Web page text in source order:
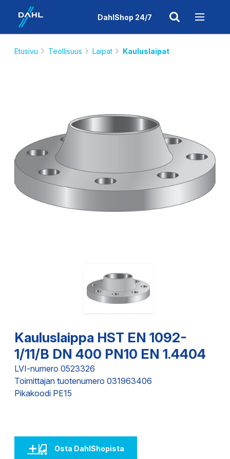
DahlShop 24/7
Etusivu Teollisuus Laipat Kauluslaipat
Kauluslaippa HST EN 1092-
1/11/B DN 400 PN10 EN 1.4404
LVI-numero 0523326
Toimittajan tuotenumero 031963406
Pikakoodi PE15
Osta DahlShopista